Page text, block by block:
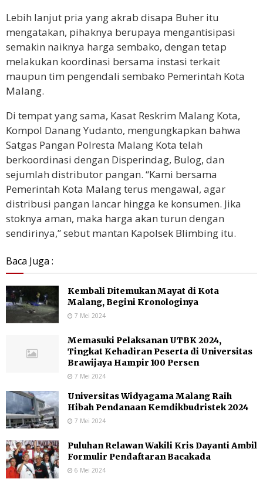
Lebih lanjut pria yang akrab disapa Buher itu
mengatakan, pihaknya berupaya mengantisipasi
semakin naiknya harga sembako, dengan tetap
melakukan koordinasi bersama instasi terkait
maupun tim pengendali sembako Pemerintah Kota
Malang.
Di tempat yang sama, Kasat Reskrim Malang Kota,
Kompol Danang Yudanto, mengungkapkan bahwa
Satgas Pangan Polresta Malang Kota telah
berkoordinasi dengan Disperindag, Bulog, dan
sejumlah distributor pangan. “Kami bersama
Pemerintah Kota Malang terus mengawal, agar
distribusi pangan lancar hingga ke konsumen. Jika
stoknya aman, maka harga akan turun dengan
sendirinya,” sebut mantan Kapolsek Blimbing itu.
Baca Juga :
Kembali Ditemukan Mayat di Kota
Malang, Begini Kronologinya
7 Mei 2024
Memasuki Pelaksanan UTBK 2024,
Tingkat Kehadiran Peserta di Universitas
Brawijaya Hampir 100 Persen
7 Mei 2024
Universitas Widyagama Malang Raih
Hibah Pendanaan Kemdikbudristek 2024
7 Mei 2024
Puluhan Relawan Wakili Kris Dayanti Ambil
Formulir Pendaftaran Bacakada
6 Mei 2024